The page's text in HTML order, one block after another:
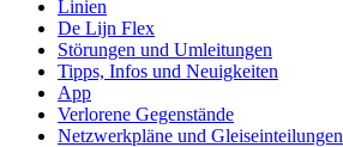
Linien
De Lijn Flex
Störungen und Umleitungen
Tipps, Infos und Neuigkeiten
App
Verlorene Gegenstände
Netzwerkpläne und Gleiseinteilungen